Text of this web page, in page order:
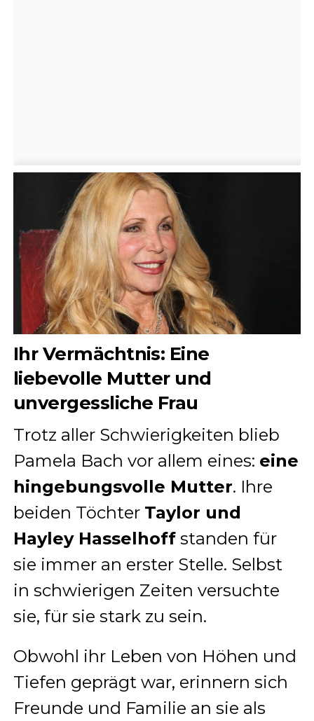
Ihr Vermächtnis: Eine
liebevolle Mutter und
unvergessliche Frau
Trotz aller Schwierigkeiten blieb
Pamela Bach vor allem eines: eine
hingebungsvolle Mutter. Ihre
beiden Töchter Taylor und
Hayley Hasselhoffstanden für
sie immer an erster Stelle. Selbst
in schwierigen Zeiten versuchte
sie, für sie stark zu sein.
Obwohl ihr Leben von Höhen und
Tiefen geprägt war, erinnern sich
Freunde und Familie an sie als